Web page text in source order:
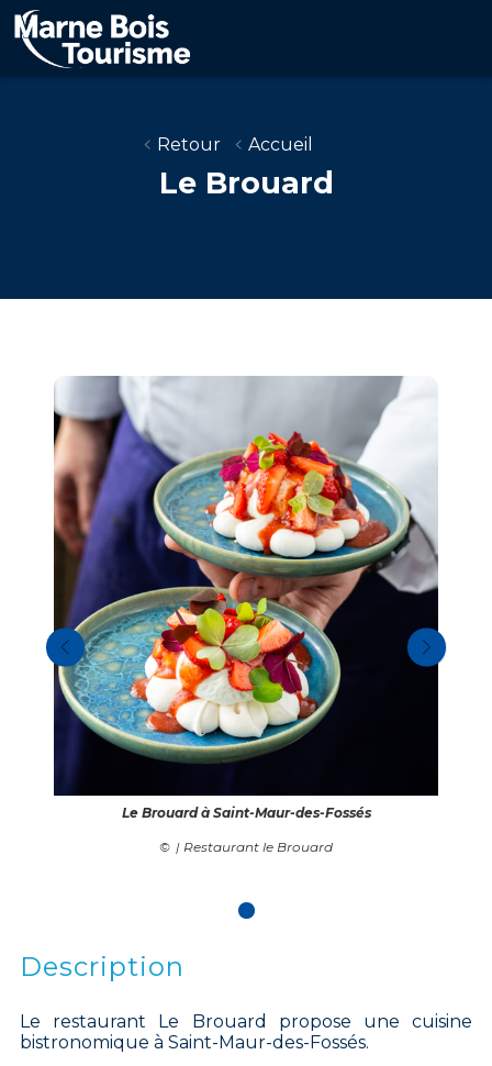
Aller
au
contenu
principal
Retour Accueil
Le Brouard
Le Brouard à Saint-Maur-des-Fossés
| Restaurant le Brouard
Description
Le restaurant Le Brouard propose une cuisine
bistronomique à Saint-Maur-des-Fossés.